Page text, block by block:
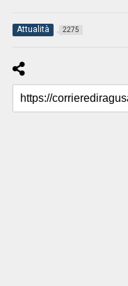
Attualità 2275